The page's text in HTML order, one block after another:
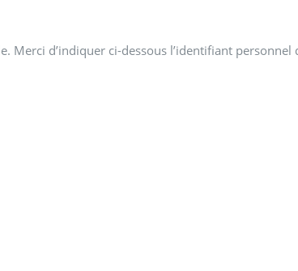
d’indiquer ci-dessous l’identifiant personnel